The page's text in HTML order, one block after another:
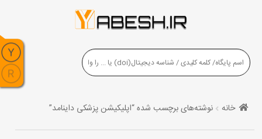
خانه نوشته‌های برچسب شده “اپلیکیشن پزشکی داینامد”